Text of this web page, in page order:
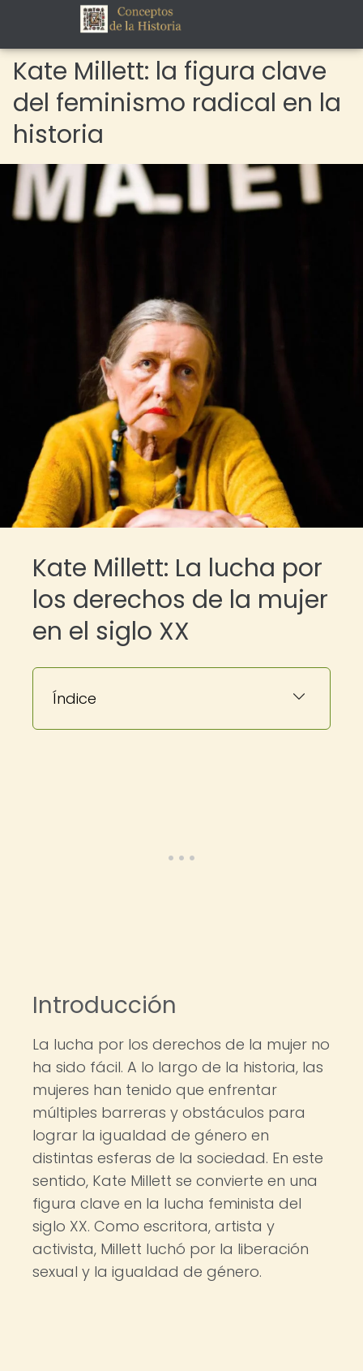
Kate Millett: la figura clave
del feminismo radical en la
historia
Kate Millett: La lucha por
los derechos de la mujer
en el siglo XX
Índice
Introducción
La lucha por los derechos de la mujer no
ha sido fácil. A lo largo de la historia, las
mujeres han tenido que enfrentar
múltiples barreras y obstáculos para
lograr la igualdad de género en
distintas esferas de la sociedad. En este
sentido, Kate Millett se convierte en una
figura clave en la lucha feminista del
siglo XX. Como escritora, artista y
activista, Millett luchó por la liberación
sexual y la igualdad de género.